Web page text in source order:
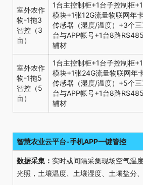
室外农作
物-1拖3
智控（3
亩）
1台主控制柜+1台子控制柜
模块+1张12G流量物联网年
传感器（湿度/温度）+3个
台与APP帐号+1台8路
辅材
室外农作
物-1拖5
智控（5
亩）
1台主控制柜+1台子控制柜
模块+1张24G流量物联网年
传感器（湿度/温度）+5个
台与APP帐号+1台8路
辅材
智慧农业云平台-手机APP一键管控
数据采集： 实时或间隔采集现场空气温
光照，土壤温度、土壤湿度、土壤盐分